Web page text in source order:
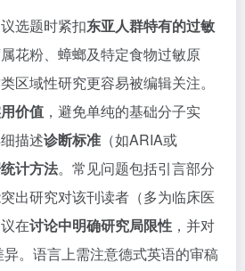
选题时紧扣东亚人群特有的过敏
花粉、蟑螂及特定食物过敏原
区域性研究更容易被编辑关注。
价值 ，避免单纯的基础分子实
描述诊断标准 （如ARIA或
计方法。常见问题包括引言部分
出研究对该刊读者（多为临床医
在讨论中明确研究局限性 ，并对
。语言上需注意德式英语的审稿